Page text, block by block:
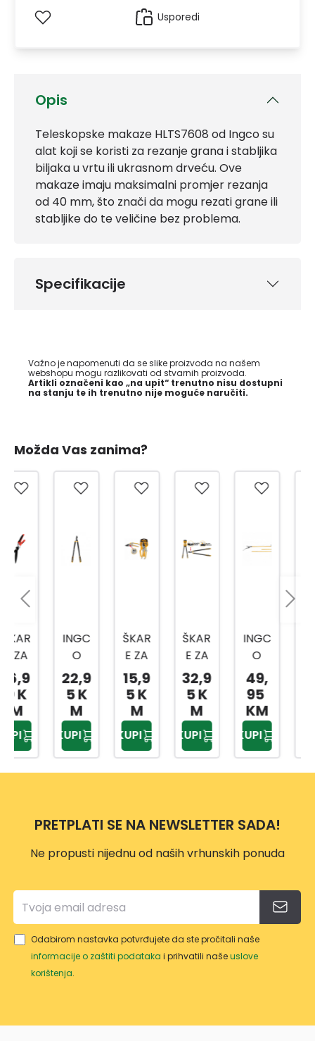
Opis
Teleskopske makaze HLTS7608 od Ingco su
alat koji se koristi za rezanje grana i stabljika
biljaka u vrtu ili ukrasnom drveću. Ove
makaze imaju maksimalni promjer rezanja
od 40 mm, što znači da mogu rezati grane ili
stabljike do te veličine bez problema.
Specifikacije
Važno je napomenuti da se slike proizvoda na našem
webshopu mogu razlikovati od stvarnih proizvoda.
Artikli označeni kao „na upit“ trenutno nisu dostupni
na stanju te ih trenutno nije moguće naručiti.
Usporedi
Možda Vas zanima?
INGC
ŠKAR
E ZA
NE 29
725
MM
HLT7
22,9
5 K
KUPI
ŠKAR
VOĆ
MM
HPS0
308
15,9
5 K
KUPI
ŠKAR
E ZA
GRA
0MM
HLT7
608
32,9
5 K
KUPI
INGC
ŠKAR
E ZA
NE
TELE
SKOP
HEPS
49,
KUPI
INGC
ŠKAR
E ZA
ŽIVIC
710-
860
MM
33,9
KUPI
PRETPLATI SE NA NEWSLETTER SADA!
Ne propusti nijednu od naših vrhunskih ponuda
Odabirom nastavka potvrđujete da ste pročitali naše
informacije o zaštiti podataka i prihvatili našeuslove
korištenja.